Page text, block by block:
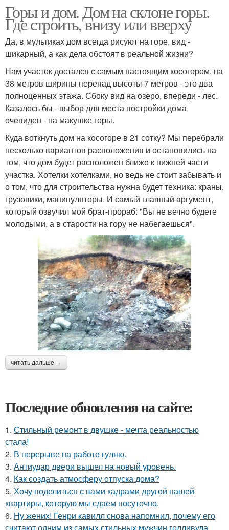
Горы и дом. Дом на склоне горы.
Где строить, внизу или вверху
Да, в мультиках дом всегда рисуют на горе, вид -
шикарный, а как дела обстоят в реальной жизни?
Нам участок достался с самым настоящим косогором, на
38 метров ширины перепад высоты 7 метров - это два
полноценных этажа. Сбоку вид на озеро, впереди - лес.
Казалось бы - выбор для места постройки дома
очевиден - на макушке горы.
Куда воткнуть дом на косогоре в 21 сотку? Мы перебрали
несколько вариантов расположения и остановились на
том, что дом будет расположен ближе к нижней части
участка. Хотелки хотелками, но ведь не стоит забывать и
о том, что для строительства нужна будет техника: краны,
грузовики, манипуляторы. И самый главный аргумент,
который озвучил мой брат-прораб: "Вы не вечно будете
молодыми, а в старости на гору не набегаешься".
читать дальше →
Последние обновления на сайте:
1. Стильный ремонт в двушке - мечта реальностью
стала!
2. В перерыве на работе гуляю.
3. Антиудар двери вышел на новый уровень.
4. Как создать атмосферу отпуска дома?
5. Хочу поделиться с вами кадрами другой нашей
квартиры, которую мы сдаем посуточно.
6. Ну жених! Генри кавилл снова напомнил, почему его